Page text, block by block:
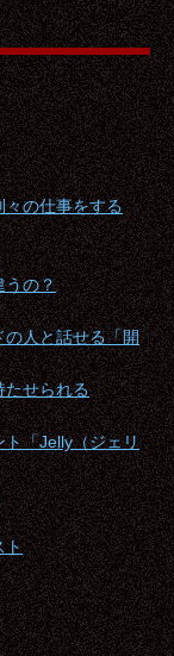
々の仕事をする
うの？
の人と話せる「開
たせられる
「Jelly（ジェリ
ト